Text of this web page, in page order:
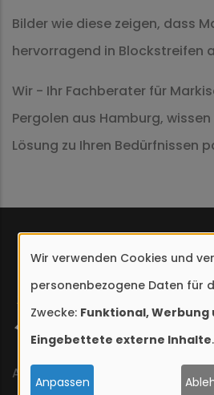
Bilder wie diese zeigen, dass
hervorragend in Blockstreifen
Wir - Ihr Fachberater für
Pergolen aus Hamburg,
Lösung zu Ihren Bedürfnissen
Archenholzstraße 78
Verwendung
von
Daten
und
Wir verwenden Cookies und
personenbezogene Daten für
Zwecke: Funktional,
Eingebettete externe Inhalte.
Anpassen